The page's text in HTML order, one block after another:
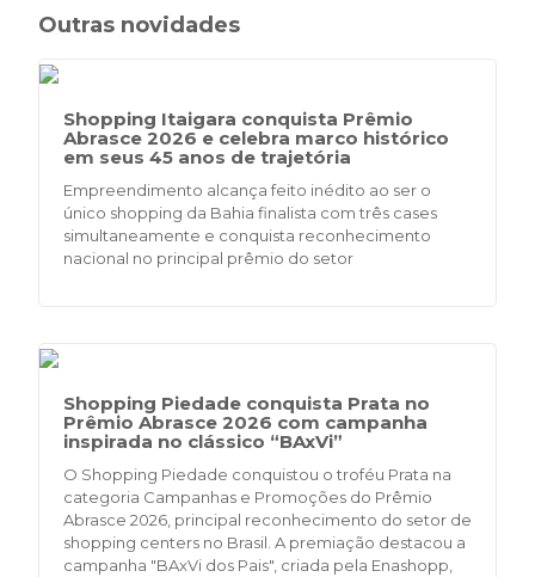
Outras novidades
Shopping Itaigara conquista Prêmio
Abrasce 2026 e celebra marco histórico
em seus 45 anos de trajetória
Empreendimento alcança feito inédito ao ser o
único shopping da Bahia finalista com três cases
simultaneamente e conquista reconhecimento
nacional no principal prêmio do setor
Shopping Piedade conquista Prata no
Prêmio Abrasce 2026 com campanha
inspirada no clássico “BAxVi”
O Shopping Piedade conquistou o troféu Prata na
categoria Campanhas e Promoções do Prêmio
Abrasce 2026, principal reconhecimento do setor de
shopping centers no Brasil. A premiação destacou a
campanha "BAxVi dos Pais", criada pela Enashopp,